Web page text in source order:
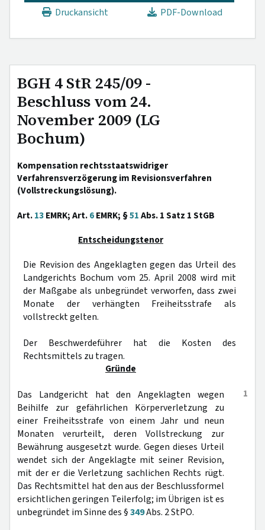
Druckansicht
PDF-Download
BGH 4 StR 245/09 -
Beschluss vom 24.
November 2009 (LG
Bochum)
Kompensation rechtsstaatswidriger
Verfahrensverzögerung im Revisionsverfahren
(Vollstreckungslösung).
Art.13EMRK; Art.6EMRK; §51Abs. 1 Satz 1 StGB
Entscheidungstenor
Die Revision des Angeklagten gegen das Urteil des
Landgerichts Bochum vom 25. April 2008 wird mit
der Maßgabe als unbegründet verworfen, dass zwei
Monate der verhängten Freiheitsstrafe als
vollstreckt gelten.
Der Beschwerdeführer hat die Kosten des
Rechtsmittels zu tragen.
Gründe
1
Das Landgericht hat den Angeklagten wegen
Beihilfe zur gefährlichen Körperverletzung zu
einer Freiheitsstrafe von einem Jahr und neun
Monaten verurteilt, deren Vollstreckung zur
Bewährung ausgesetzt wurde. Gegen dieses Urteil
wendet sich der Angeklagte mit seiner Revision,
mit der er die Verletzung sachlichen Rechts rügt.
Das Rechtsmittel hat den aus der Beschlussformel
ersichtlichen geringen Teilerfolg; im Übrigen ist es
unbegründet im Sinne des §349Abs. 2 StPO.